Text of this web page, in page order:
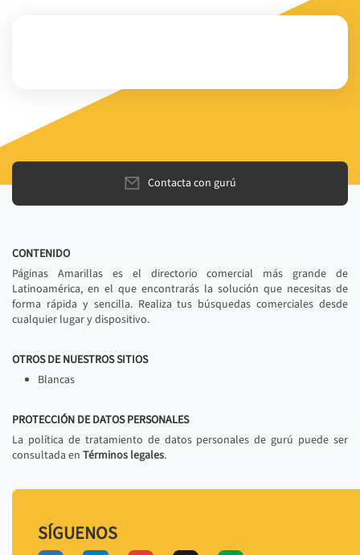
Contacta con gurú
CONTENIDO
Páginas Amarillas es el directorio comercial más grande de
Latinoamérica, en el que encontrarás la solución que necesitas de
forma rápida y sencilla. Realiza tus búsquedas comerciales desde
cualquier lugar y dispositivo.
OTROS DE NUESTROS SITIOS
Blancas
PROTECCIÓN DE DATOS PERSONALES
La política de tratamiento de datos personales de gurú puede ser
consultada en Términos legales.
SÍGUENOS